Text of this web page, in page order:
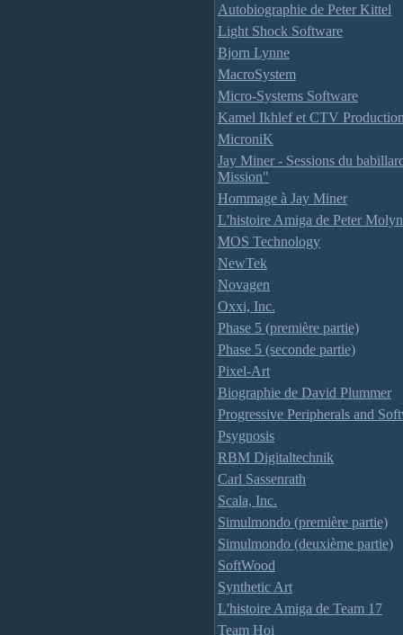
Autobiographie de Peter Kittel
Light Shock Software
Bjorn Lynne
MacroSystem
Micro-Systems Software
Kamel Ikhlef et CTV
MicroniK
Jay Miner - Sessions du
Mission"
Hommage à Jay Miner
L'histoire Amiga de Peter
MOS Technology
NewTek
Novagen
Oxxi, Inc.
Phase 5 (première partie)
Phase 5 (seconde partie)
Pixel-Art
Biographie de David Plummer
Progressive Peripherals and
Psygnosis
RBM Digitaltechnik
Carl Sassenrath
Scala, Inc.
Simulmondo (première partie)
Simulmondo (deuxième partie)
SoftWood
Synthetic Art
L'histoire Amiga de Team 17
Team Hoi